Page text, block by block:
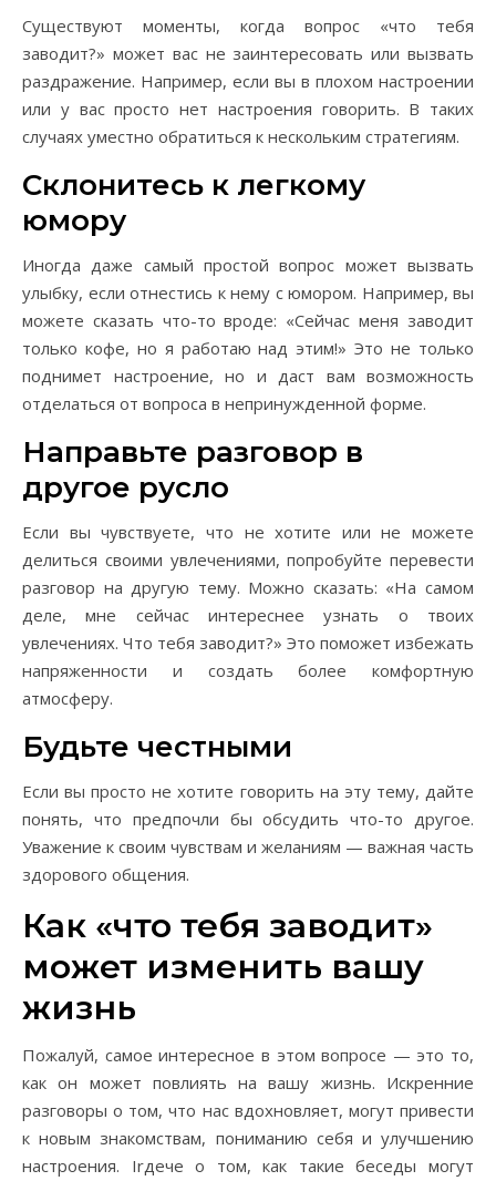
Существуют моменты, когда вопрос «что тебя
заводит?» может вас не заинтересовать или вызвать
раздражение. Например, если вы в плохом настроении
или у вас просто нет настроения говорить. В таких
случаях уместно обратиться к нескольким стратегиям.
Склонитесь к легкому
юмору
Иногда даже самый простой вопрос может вызвать
улыбку, если отнестись к нему с юмором. Например, вы
можете сказать что-то вроде: «Сейчас меня заводит
только кофе, но я работаю над этим!» Это не только
поднимет настроение, но и даст вам возможность
отделаться от вопроса в непринужденной форме.
Направьте разговор в
другое русло
Если вы чувствуете, что не хотите или не можете
делиться своими увлечениями, попробуйте перевести
разговор на другую тему. Можно сказать: «На самом
деле, мне сейчас интереснее узнать о твоих
увлечениях. Что тебя заводит?» Это поможет избежать
напряженности и создать более комфортную
атмосферу.
Будьте честными
Если вы просто не хотите говорить на эту тему, дайте
понять, что предпочли бы обсудить что-то другое.
Уважение к своим чувствам и желаниям — важная часть
здорового общения.
Как «что тебя заводит»
может изменить вашу
жизнь
Пожалуй, самое интересное в этом вопросе — это то,
как он может повлиять на вашу жизнь. Искренние
разговоры о том, что нас вдохновляет, могут привести
к новым знакомствам, пониманию себя и улучшению
настроения. Irдече о том, как такие беседы могут